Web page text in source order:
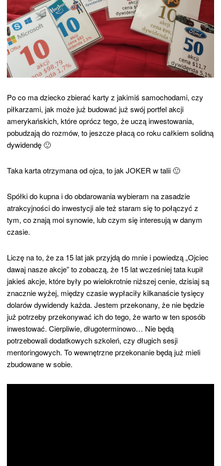
Po co ma dziecko zbierać karty z jakimiś samochodami, czy
piłkarzami, jak może już budować już swój portfel akcji
amerykańskich, które oprócz tego, że uczą inwestowania,
pobudzają do rozmów, to jeszcze płacą co roku całkiem solidną
dywidendę 🙂
Taka karta otrzymana od ojca, to jak JOKER w talii 🙂
Spółki do kupna i do obdarowania wybieram na zasadzie
atrakcyjności do inwestycji ale też staram się to połączyć z
tym, co znają moi synowie, lub czym się interesują w danym
czasie.
Liczę na to, że za 15 lat jak przyjdą do mnie i powiedzą „Ojciec
dawaj nasze akcje” to zobaczą, że 15 lat wcześniej tata kupił
jakieś akcje, które były po wielokrotnie niższej cenie, dzisiaj są
znacznie wyżej, między czasie wypłaciły kilkanaście tysięcy
dolarów dywidendy każda. Jestem przekonany, że nie będzie
już potrzeby przekonywać ich do tego, że warto w ten sposób
inwestować. Cierpliwie, długoterminowo… Nie będą
potrzebowali dodatkowych szkoleń, czy długich sesji
mentoringowych. To wewnętrzne przekonanie będą już mieli
zbudowane w sobie.